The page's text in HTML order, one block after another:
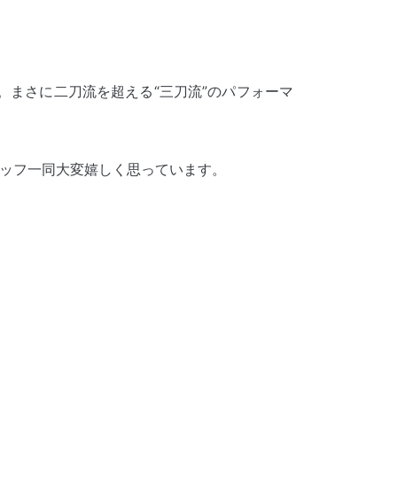
さに二刀流を超える“三刀流”のパフォーマ
一同大変嬉しく思っています。